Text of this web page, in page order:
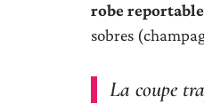
robe
sobres
La coupe